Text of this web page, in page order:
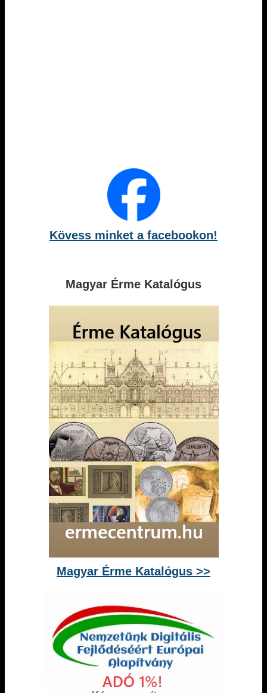
Kövess minket a facebookon!
Magyar Érme Katalógus
Magyar Érme Katalógus >>